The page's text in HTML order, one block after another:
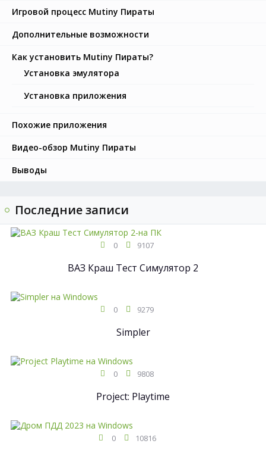
Игровой процесс Mutiny Пираты
Дополнительные возможности
Как установить Mutiny Пираты?
Установка эмулятора
Установка приложения
Похожие приложения
Видео-обзор Mutiny Пираты
Выводы
Последние записи
0 9107
ВАЗ Краш Тест Симулятор 2
0 9279
Simpler
0 9808
Project: Playtime
0 10816